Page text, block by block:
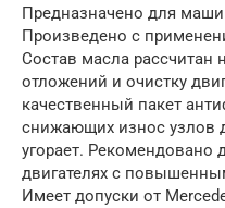
Предназначено для
Произведено с
Состав масла рассчитан
отложений и очистку
качественный пакет
снижающих износ узлов
угорает. Рекомендовано
двигателях с
Имеет допуски от